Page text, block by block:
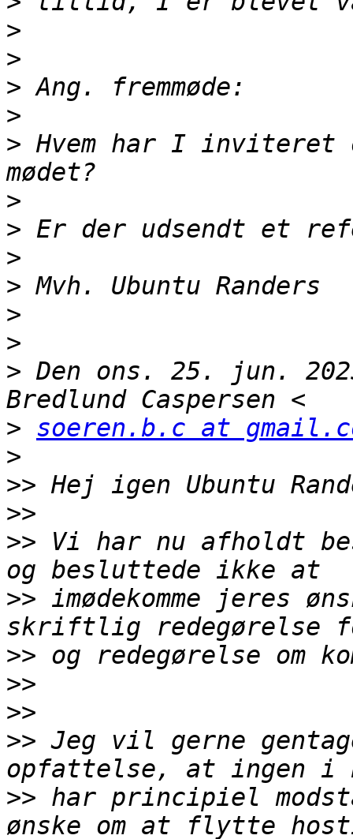
>
>
>
>
> Hvem har I inviteret
>
>
>
>
>
>
> Den ons. 25. jun.
> soeren.b.c at
>
>>
>>
>> Vi har nu afholdt
>> imødekomme jeres
>>
>>
>>
>> Jeg vil gerne
>> har principiel